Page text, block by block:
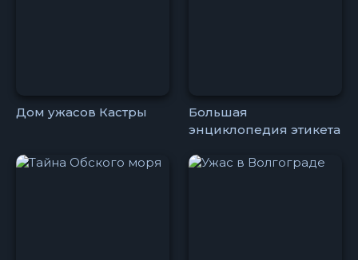
Дом ужасов Кастры
Большая
энциклопедия этикета